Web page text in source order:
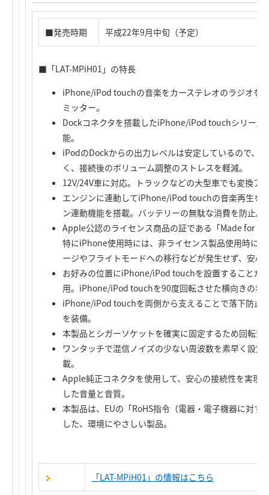
■発売時期 平成22年9月中旬（予定）
■「LAT-MPiH01」の特長
iPhone/iPod touchの音楽をカーステレオのラジオを
ミッター。
Dockコネクタを搭載したiPhone/iPod touchシリーズ
能。
iPodのDockからの出力レベルは安定しているので、
く、接続後のボリューム調整のストレスを軽減。
12V/24V車に対応。トラックなどの大型車でも変換ア
エンジンに連動してiPhone/iPod touchの音楽再生を
ン連動機能を搭載。バッテリーの無駄な消費を防止。
Apple公認のライセンス商品の証である「Made for
特にiPhone使用時には、非ライセンス製品使用時に
ージやフライトモードへの移行などが発生せず、安心
お好みの位置にiPhone/iPod touchを設置することが
用。iPhone/iPod touchを90度回転させた横向きの状
iPhone/iPod touchを両側から支えることで落下防止
を装備。
本製品とシガーソケットを確実に固定するため回転式
ワンタッチで混信ノイズの少ない周波数を素早く設
載。
Apple純正コネクタを使用して、安心の接続性を実現
した音量と音質。
本製品は、EUの「RoHS指令（電器・電子機器に対す
した、環境にやさしい製品。
「LAT-MPiH01」の情報はこちら